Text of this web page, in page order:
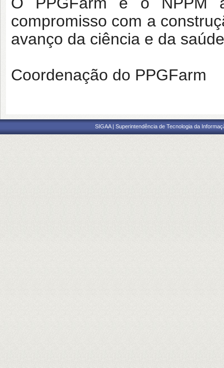
compromisso com a
avanço da ciência e da
Coordenação do PPGFarm
SIGAA | Superintendência de Tecnologia da